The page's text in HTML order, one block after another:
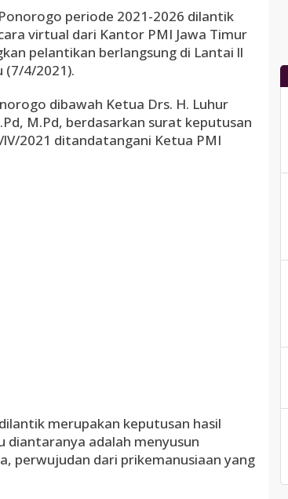
periode 2021-2026 dilantik
virtual dari Kantor PMI Jawa Timur
pelantikan berlangsung di Lantai ll
(7/4/2021).
dibawah Ketua Drs. H. Luhur
M.Pd, berdasarkan surat keputusan
lV/2021 ditandatangani Ketua PMI
merupakan keputusan hasil
diantaranya adalah menyusun
perwujudan dari prikemanusiaan yang